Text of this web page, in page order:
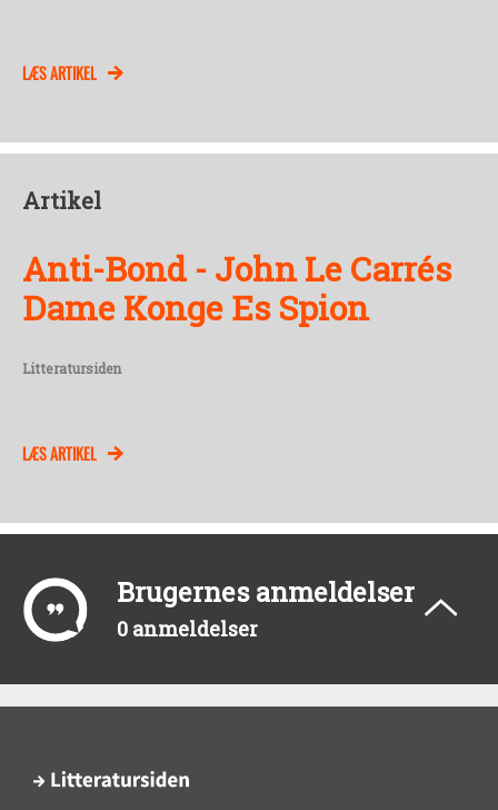
LÆS ARTIKEL
Artikel
Anti-Bond - John Le Carrés
Dame Konge Es Spion
Litteratursiden
LÆS ARTIKEL
Brugernes anmeldelser
0 anmeldelser